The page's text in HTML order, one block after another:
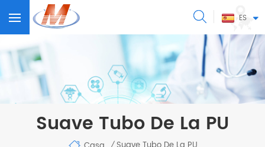
ES
Suave Tubo De La PU